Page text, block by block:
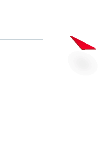
Power für